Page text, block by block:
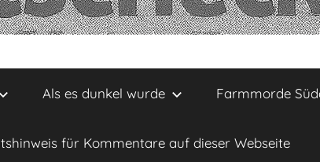
Als es dunkel wurde Farmmorde
für Kommentare auf dieser Webseite